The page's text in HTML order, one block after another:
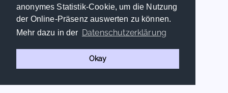
anonymes Statistik-Cookie, um die Nutzung
der Online-Präsenz auswerten zu können.
Mehr dazu in der Datenschutzerklärung
Okay